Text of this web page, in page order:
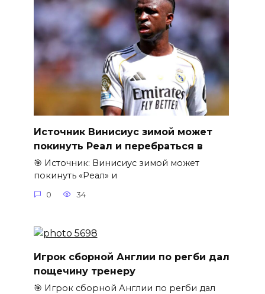
Источник Винисиус зимой может
покинуть Реал и перебраться в
🎯 Источник: Винисиус зимой может
покинуть «Реал» и
0 34
Игрок сборной Англии по регби дал
пощечину тренеру
🎯 Игрок сборной Англии по регби дал